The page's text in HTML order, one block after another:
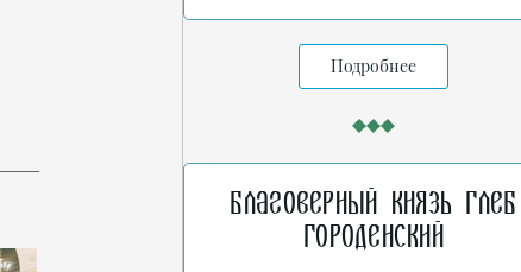
Подробнее
Благоверный князь Глеб
Городенский